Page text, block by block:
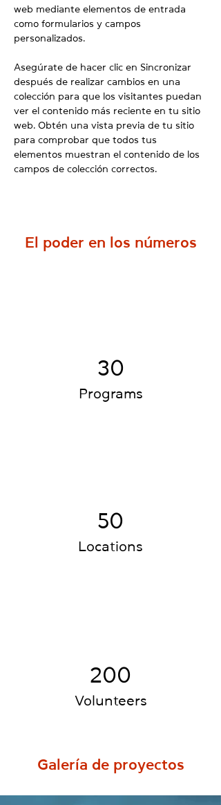
web mediante elementos de entrada
como formularios y campos
personalizados.
Asegúrate de hacer clic en Sincronizar
después de realizar cambios en una
colección para que los visitantes puedan
ver el contenido más reciente en tu sitio
web. Obtén una vista previa de tu sitio
para comprobar que todos tus
elementos muestran el contenido de los
campos de colección correctos.
El poder en los números
30
Programs
50
Locations
200
Volunteers
Galería de proyectos